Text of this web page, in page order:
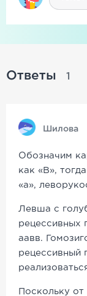
Ответы 1
Шилова
Обозначим
как «В»,
«а»,
Левша с
рецессивных
аавв.
рецессивный
Поскольку